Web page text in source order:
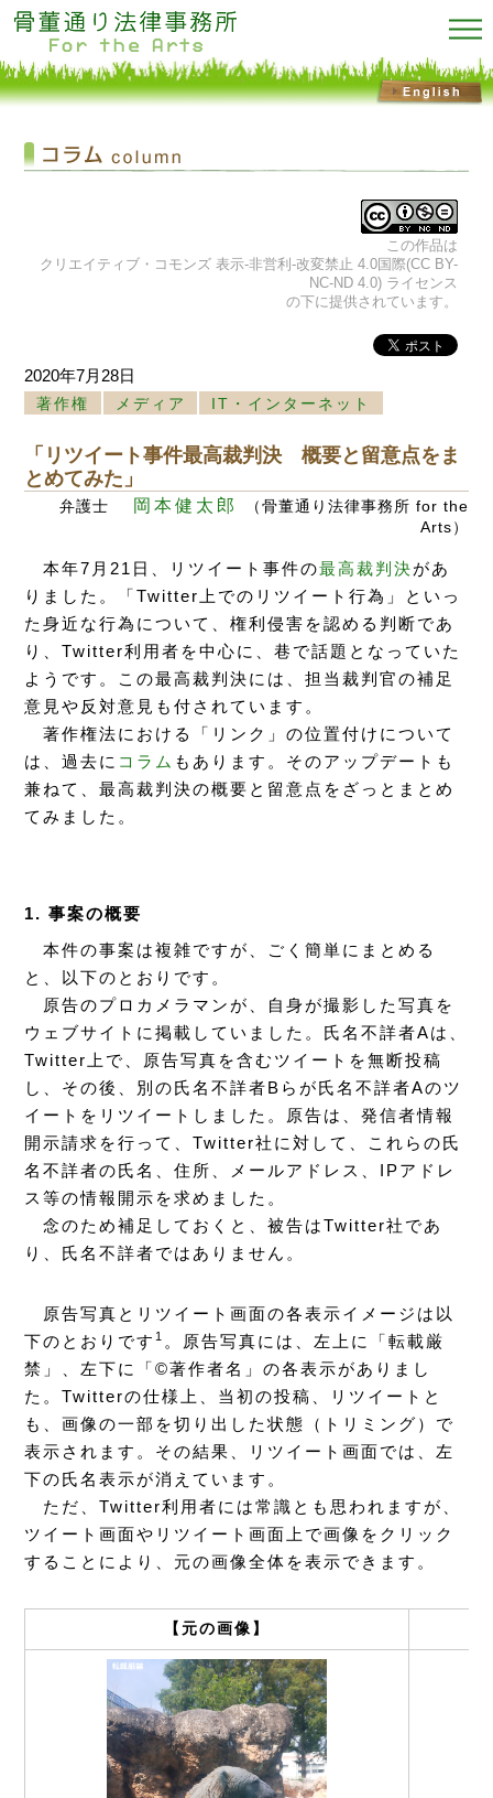
この作品は
クリエイティブ・コモンズ 表示-非営利-改変禁止 4.0国際(CC BY-
NC-ND 4.0) ライセンス
の下に提供されています。
2020年7月28日
著作権 メディア IT・インターネット
「リツイート事件最高裁判決 概要と留意点をま
とめてみた」
弁護士 岡本健太郎
（骨董通り法律事務所 for the
Arts）
本年7月21日、リツイート事件の最高裁判決があ
りました。「Twitter上でのリツイート行為」といっ
た身近な行為について、権利侵害を認める判断であ
り、Twitter利用者を中心に、巷で話題となっていた
ようです。この最高裁判決には、担当裁判官の補足
意見や反対意見も付されています。
著作権法における「リンク」の位置付けについて
は、過去に コラム もあります。そのアップデートも
兼ねて、最高裁判決の概要と留意点をざっとまとめ
てみました。
1. 事案の概要
本件の事案は複雑ですが、ごく簡単にまとめる
と、以下のとおりです。
原告のプロカメラマンが、自身が撮影した写真を
ウェブサイトに掲載していました。氏名不詳者Aは、
Twitter上で、原告写真を含むツイートを無断投稿
し、その後、別の氏名不詳者Bらが氏名不詳者Aのツ
イートをリツイートしました。原告は、発信者情報
開示請求を行って、Twitter社に対して、これらの氏
名不詳者の氏名、住所、メールアドレス、IPアドレ
ス等の情報開示を求めました。
念のため補足しておくと、被告はTwitter社であ
り、氏名不詳者ではありません。
原告写真とリツイート画面の各表示イメージは以
下のとおりです1 。原告写真には、左上に「転載厳
禁」、左下に「©著作者名」の各表示がありまし
た。Twitterの仕様上、当初の投稿、リツイートと
も、画像の一部を切り出した状態（トリミング）で
表示されます。その結果、リツイート画面では、左
下の氏名表示が消えています。
ただ、Twitter利用者には常識とも思われますが、
ツイート画面やリツイート画面上で画像をクリック
することにより、元の画像全体を表示できます。
【元の画像】